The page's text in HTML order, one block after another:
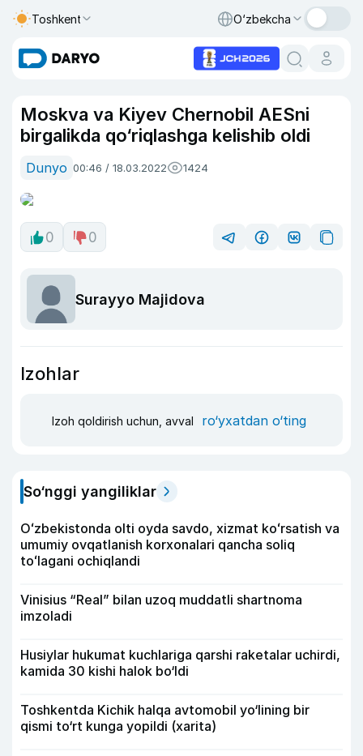
Toshkent O‘zbekcha
Moskva va Kiyev Chernobil AESni
birgalikda qo‘riqlashga kelishib oldi
Dunyo 00:46 / 18.03.2022 1424
0 0
Surayyo Majidova
Izohlar
Izoh qoldirish uchun, avval ro‘yxatdan o‘ting
So‘nggi yangiliklar
Oʻzbekistonda olti oyda savdo, xizmat koʻrsatish va
umumiy ovqatlanish korxonalari qancha soliq
toʻlagani ochiqlandi
Vinisius “Real” bilan uzoq muddatli shartnoma
imzoladi
Husiylar hukumat kuchlariga qarshi raketalar uchirdi,
kamida 30 kishi halok bo‘ldi
Toshkentda Kichik halqa avtomobil yo‘lining bir
qismi to‘rt kunga yopildi (xarita)